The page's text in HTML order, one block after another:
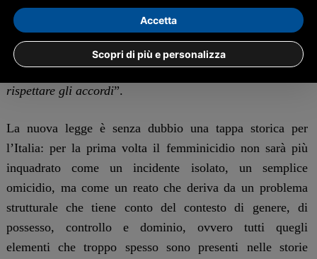
femminicidio perchè sono una persona che rispetta gli
accordi perchè penso che questo una forza responsabile
deve fare: cioè rispettare gli accordi. Auspico che anche
la presidente del Consiglio, Giorgia Meloni, faccia
rispettare gli accordi”.
La nuova legge è senza dubbio una tappa storica per
l’Italia: per la prima volta il femminicidio non sarà più
inquadrato come un incidente isolato, un semplice
omicidio, ma come un reato che deriva da un problema
strutturale che tiene conto del contesto di genere, di
possesso, controllo e dominio, ovvero tutti quegli
elementi che troppo spesso sono presenti nelle storie
Scopri di più e personalizza
Accetta